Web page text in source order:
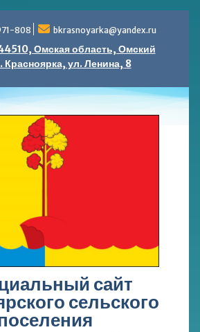
808 bkrasnoyarka@yandex.ru
Омская область, Омский
Красноярка, ул. Ленина, 8
сайт
сельского